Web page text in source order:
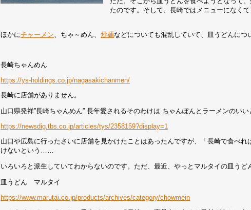
たのです。そして、長崎ではメニューになく
ほかにチャーメン、ちゃ～めん、炒麺などについても混乱していて、皿うどんにつ
長崎ちゃんめん
https://ys-holdings.co.jp/nagasakichanmen/
長崎に店舗がありません。
山口県発祥”長崎ちゃんめん” 長年愛されるそのわけは ちゃんぽんとラーメンのいい
https://newsdig.tbs.co.jp/articles/tys/2358159?display=1
山口や広島に行ったさいに店舗を見かけたことはあったんですが、「長崎で食べ
けないという……
いろいろと派生していてわからないのです。ただ、最近、やっとマルタイの皿うど
皿うどん マルタイ
https://www.marutai.co.jp/products/archives/category/chowmein